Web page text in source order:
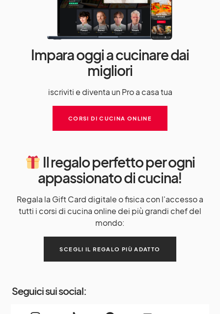
Impara oggi a cucinare dai
migliori
iscriviti e diventa un Pro a casa tua
CORSI DI CUCINA ONLINE
Il regalo perfetto per ogni
appassionato di cucina!
Regala la Gift Card digitale o fisica con l'accesso a
tutti i corsi di cucina online dei più grandi chef del
mondo:
SCEGLI IL REGALO PIÙ ADATTO
Seguici sui social: